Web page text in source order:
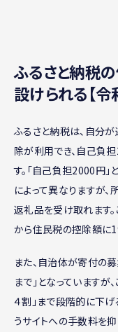
ふるさと納税
設けられる【令
ふるさと納税は、自分
除が利用でき、自己負
す。「自己負担2000円
によって異なりますが
返礼品を受け取れます
から住民税の控除額に
また、自治体が寄付の
まで」となっています
４割」まで段階的に下
うサイトへの手数料を抑